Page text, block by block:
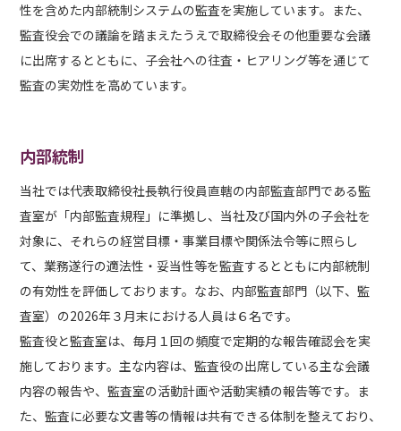
性を含めた内部統制システムの監査を実施しています。また、
監査役会での議論を踏まえたうえで取締役会その他重要な会議
に出席するとともに、子会社への往査・ヒアリング等を通じて
監査の実効性を高めています。
内部統制
当社では代表取締役社長執行役員直轄の内部監査部門である監
査室が「内部監査規程」に準拠し、当社及び国内外の子会社を
対象に、それらの経営目標・事業目標や関係法令等に照らし
て、業務遂行の適法性・妥当性等を監査するとともに内部統制
の有効性を評価しております。なお、内部監査部門（以下、監
査室）の2026年３月末における人員は６名です。
監査役と監査室は、毎月１回の頻度で定期的な報告確認会を実
施しております。主な内容は、監査役の出席している主な会議
内容の報告や、監査室の活動計画や活動実績の報告等です。ま
た、監査に必要な文書等の情報は共有できる体制を整えており、